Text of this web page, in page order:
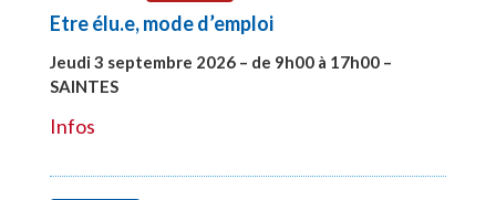
Etre élu.e, mode d’emploi
Jeudi 3 septembre 2026 – de 9h00 à 17h00 –
SAINTES
Infos